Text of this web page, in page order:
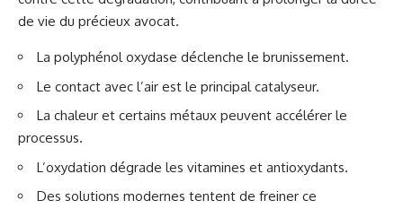
de vie du précieux avocat.
La polyphénol oxydase déclenche le brunissement.
Le contact avec l’air est le principal catalyseur.
La chaleur et certains métaux peuvent accélérer le
processus.
L’oxydation dégrade les vitamines et antioxydants.
Des solutions modernes tentent de freiner ce